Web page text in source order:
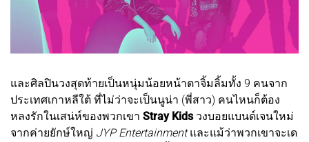
และศิลปินวงสุดท้ายเป็นหนุ่มน้อยหน้าตาจิ้มลิ้มทั้ง 9 คนจาก
ประเทศเกาหลีใต้ ที่ไม่ว่าจะเป็นนูน่า (พี่สาว) คนไหนก็ต้อง
หลงรักในเสน่ห์ของพวกเขา Stray Kidsวงบอยแบนด์เจนใหม่
จากค่ายยักษ์ใหญ่ JYP Entertainmentและแม้ว่าพวกเขาจะเด